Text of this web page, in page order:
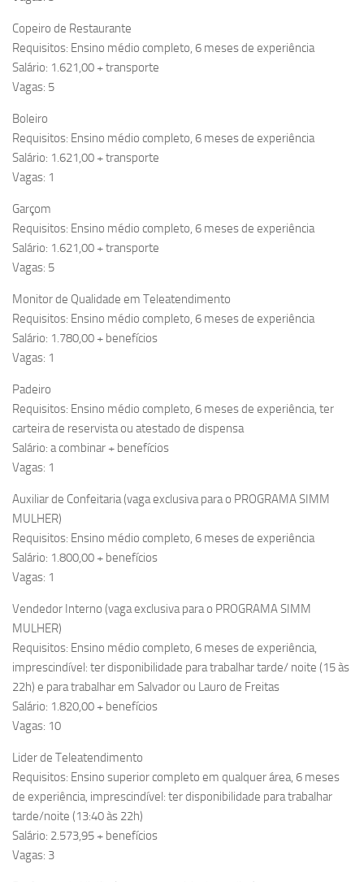
Copeiro de Restaurante
Requisitos: Ensino médio completo, 6 meses de experiência
Salário: 1.621,00 + transporte
Vagas: 5
Boleiro
Requisitos: Ensino médio completo, 6 meses de experiência
Salário: 1.621,00 + transporte
Vagas: 1
Garçom
Requisitos: Ensino médio completo, 6 meses de experiência
Salário: 1.621,00 + transporte
Vagas: 5
Monitor de Qualidade em Teleatendimento
Requisitos: Ensino médio completo, 6 meses de experiência
Salário: 1.780,00 + benefícios
Vagas: 1
Padeiro
Requisitos: Ensino médio completo, 6 meses de experiência, ter
carteira de reservista ou atestado de dispensa
Salário: a combinar + benefícios
Vagas: 1
Auxiliar de Confeitaria (vaga exclusiva para o PROGRAMA SIMM
MULHER)
Requisitos: Ensino médio completo, 6 meses de experiência
Salário: 1.800,00 + benefícios
Vagas: 1
Vendedor Interno (vaga exclusiva para o PROGRAMA SIMM
MULHER)
Requisitos: Ensino médio completo, 6 meses de experiência,
imprescindível: ter disponibilidade para trabalhar tarde/ noite (15 às
22h) e para trabalhar em Salvador ou Lauro de Freitas
Salário: 1.820,00 + benefícios
Vagas: 10
Lider de Teleatendimento
Requisitos: Ensino superior completo em qualquer área, 6 meses
de experiência, imprescindível: ter disponibilidade para trabalhar
tarde/noite (13:40 às 22h)
Salário: 2.573,95 + benefícios
Vagas: 3